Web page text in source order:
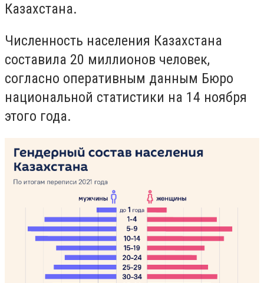
Казахстана.
Численность населения Казахстана
составила 20 миллионов человек,
согласно оперативным данным Бюро
национальной статистики на 14 ноября
этого года.